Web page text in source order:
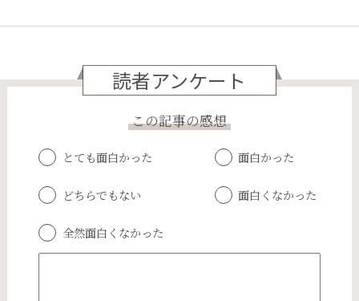
読者アンケート
この記事の感想
とても面白かった 面白かった
どちらでもない 面白くなかった
全然面白くなかった